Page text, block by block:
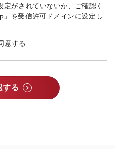
がされていないか、ご確認く
を受信許可ドメインに設定し
意する